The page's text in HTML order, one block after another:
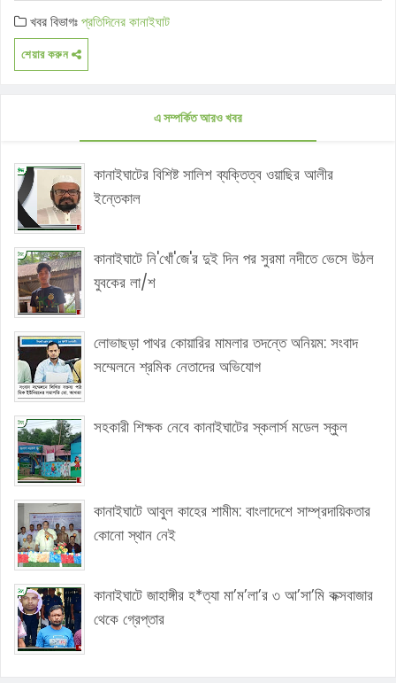
খবর বিভাগঃপ্রতিদিনের কানাইঘাট
শেয়ার করুন
এ সম্পর্কিত আরও খবর
কানাইঘাটের বিশিষ্ট সালিশ ব্যক্তিত্ব ওয়াছির আলীর
ইন্তেকাল
কানাইঘাটে নি'খোঁ'জে'র দুই দিন পর সুরমা নদীতে ভেসে উঠল
যুবকের লা/শ
লোভাছড়া পাথর কোয়ারির মামলার তদন্তে অনিয়ম: সংবাদ
সম্মেলনে শ্রমিক নেতাদের অভিযোগ
সহকারী শিক্ষক নেবে কানাইঘাটের স্কলার্স মডেল স্কুল
কানাইঘাটে আবুল কাহের শামীম: বাংলাদেশে সাম্প্রদায়িকতার
কোনো স্থান নেই
কানাইঘাটে জাহাঙ্গীর হ*ত্যা মা’ম’লা’র ৩ আ’সা’মি কক্সবাজার
থেকে গ্রেপ্তার